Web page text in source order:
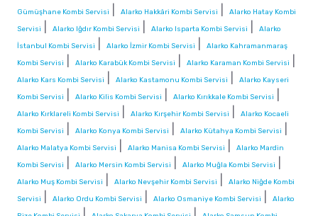
Gümüşhane Kombi Servisi
Alarko Hakkâri Kombi Servisi
Alarko Hatay Kombi
Servisi
Alarko Iğdır Kombi Servisi Alarko Isparta Kombi Servisi
Alarko
İstanbul Kombi Servisi
Alarko İzmir Kombi Servisi
Alarko Kahramanmaraş
Kombi Servisi
Alarko Karabük Kombi Servisi Alarko Karaman Kombi Servisi
Alarko Kars Kombi Servisi Alarko Kastamonu Kombi Servisi
Alarko Kayseri
Kombi Servisi
Alarko Kilis Kombi Servisi Alarko Kırıkkale Kombi Servisi
Alarko Kırklareli Kombi Servisi Alarko Kırşehir Kombi Servisi
Alarko Kocaeli
Kombi Servisi
Alarko Konya Kombi Servisi Alarko Kütahya Kombi Servisi
Alarko Malatya Kombi Servisi Alarko Manisa Kombi Servisi
Alarko Mardin
Kombi Servisi
Alarko Mersin Kombi Servisi Alarko Muğla Kombi Servisi
Alarko Muş Kombi Servisi Alarko Nevşehir Kombi Servisi
Alarko Niğde Kombi
Servisi
Alarko Ordu Kombi Servisi Alarko Osmaniye Kombi Servisi
Alarko